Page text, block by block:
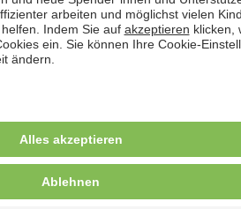
(m/w/d) oder Sozialpädagogin
Quereinstieg über eine
ebenfalls möglich)
benachteiligten Kindern,
Charakter, Kreativität und
Arbeit im Team.